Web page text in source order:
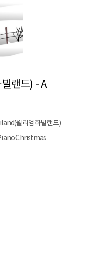
랜드) - A
윌리엄 하빌랜드)
Christmas